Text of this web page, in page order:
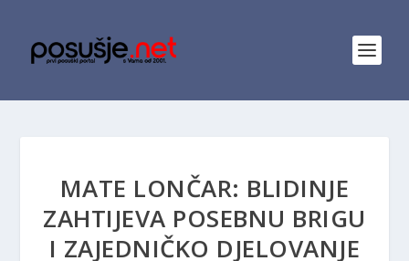
MATE LONČAR: BLIDINJE
ZAHTIJEVA POSEBNU BRIGU
I ZAJEDNIČKO DJELOVANJE